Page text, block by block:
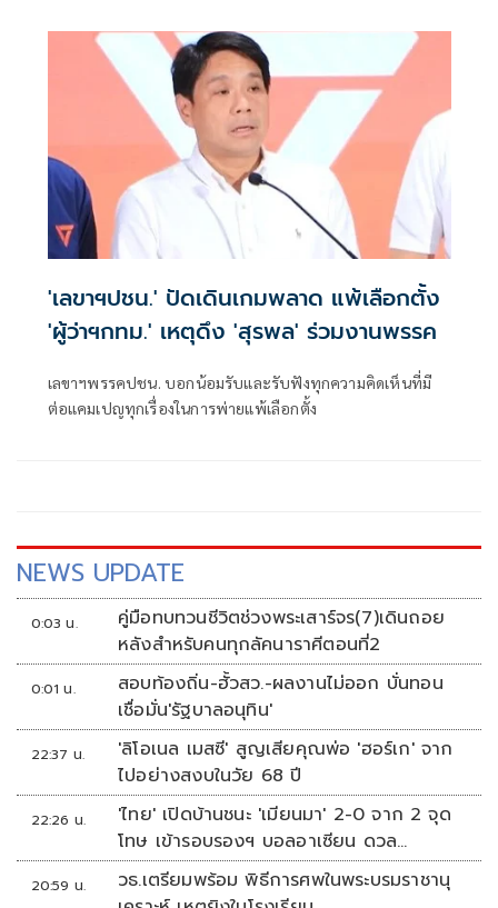
'เลขาฯปชน.' ปัดเดินเกมพลาด แพ้เลือกตั้ง
'ผู้ว่าฯกทม.' เหตุดึง 'สุรพล' ร่วมงานพรรค
เลขาฯพรรคปชน. บอกน้อมรับและรับฟังทุกความคิดเห็นที่มี
ต่อแคมเปญทุกเรื่องในการพ่ายแพ้เลือกตั้ง
NEWS UPDATE
0:03 น.
คู่มือทบทวนชีวิตช่วงพระเสาร์จร(7)เดินถอย
หลังสำหรับคนทุกลัคนาราศีตอนที่2
0:01 น.
สอบท้องถิ่น-ฮั้วสว.-ผลงานไม่ออก บั่นทอน
เชื่อมั่น'รัฐบาลอนุทิน'
22:37 น.
'ลิโอเนล เมสซี' สูญเสียคุณพ่อ 'ฮอร์เก' จาก
ไปอย่างสงบในวัย 68 ปี
22:26 น.
'ไทย' เปิดบ้านชนะ 'เมียนมา' 2-0 จาก 2 จุด
โทษ เข้ารอบรองฯ บอลอาเซียน ดวล
'สิงคโปร์'
20:59 น.
วธ.เตรียมพร้อม พิธีการศพในพระบรมราชานุ